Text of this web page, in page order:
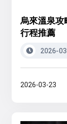
烏來溫泉
行程推薦
2026-
2026-03-23